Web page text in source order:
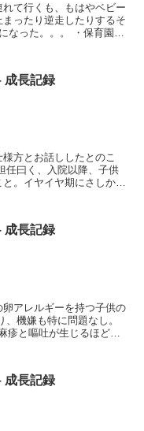
て行くも、もはやベビー
ったり逆走したりするそ
なった。。。 ・保育園で
成長記録
方とお話ししたとのこ
任曰く、入院以降、子供
。イヤイヤ期にさしかか
成長記録
アレルギーを持つ子供の
機嫌も特に問題なし。
疹と嘔吐が生じるほどの
成長記録